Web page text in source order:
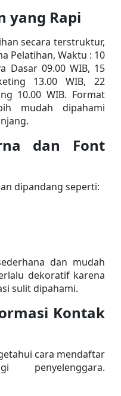
yang Rapi
secara terstruktur,
Pelatihan, Waktu : 10
Dasar 09.00 WIB, 15
13.00 WIB, 22
10.00 WIB. Format
mudah dipahami
dan Font
dipandang seperti:
dan mudah
dekoratif karena
sulit dipahami.
Kontak
cara mendaftar
penyelenggara.